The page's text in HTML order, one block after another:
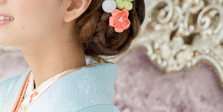
（税込）
寛 振袖
耕 振袖
～